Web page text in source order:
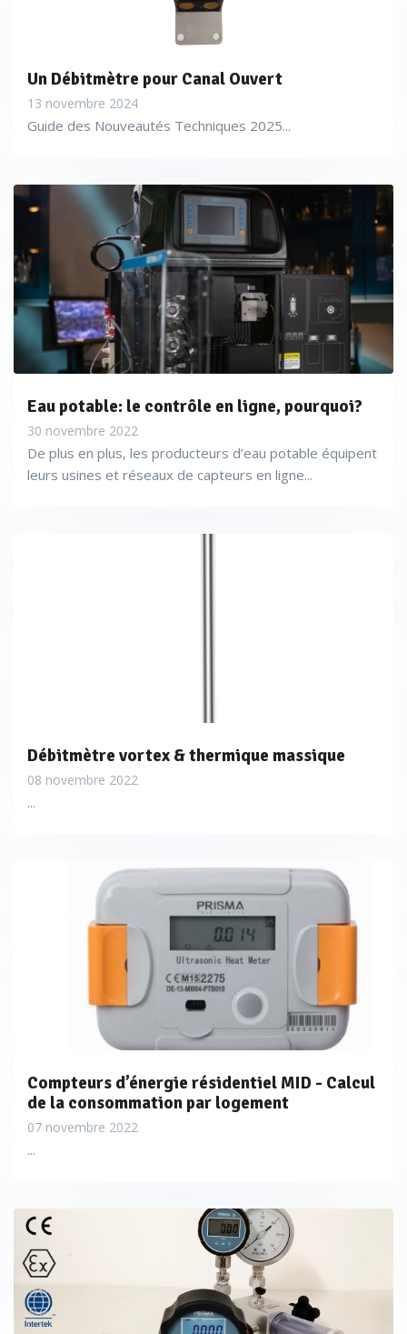
Un Débitmètre pour Canal Ouvert
13 novembre 2024
Guide des Nouveautés Techniques 2025...
Eau potable: le contrôle en ligne, pourquoi?
30 novembre 2022
De plus en plus, les producteurs d’eau potable équipent
leurs usines et réseaux de capteurs en ligne...
Débitmètre vortex & thermique massique
08 novembre 2022
...
Compteurs d’énergie résidentiel MID - Calcul
de la consommation par logement
07 novembre 2022
...